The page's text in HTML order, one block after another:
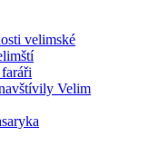
velimské
Velim